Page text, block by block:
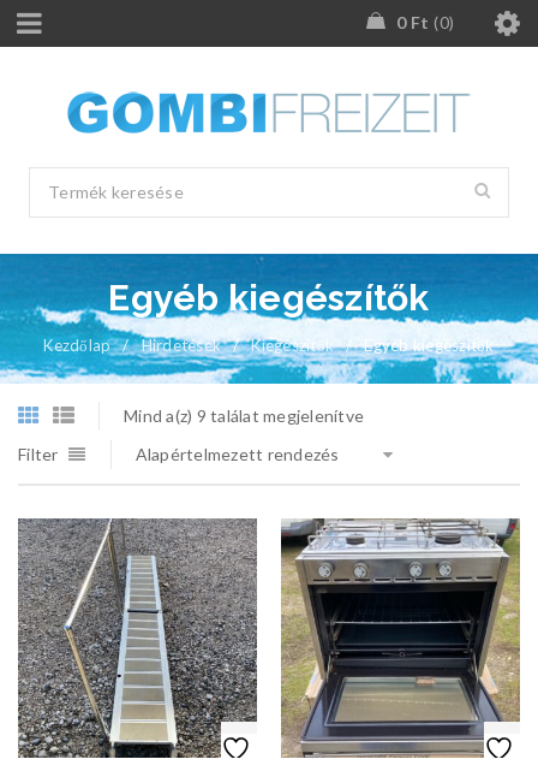
0 Ft 0
Egyéb kiegészítők
Kezdőlap / Hirdetések / Kiegészítők / Egyéb kiegészítők
Mind a(z) 9 találat megjelenítve
Filter
Alapértelmezett rendezés